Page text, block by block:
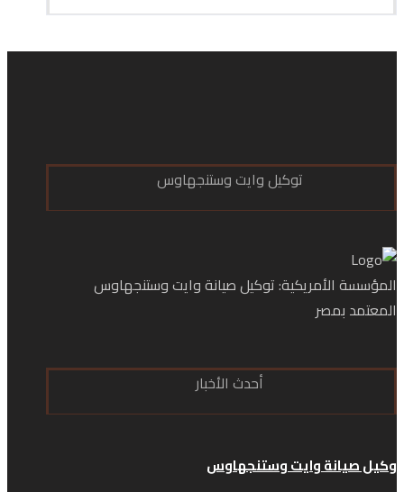
توكيل وايت وستنجهاوس
المؤسسة الأمريكية: توكيل صيانة وايت وستنجهاوس
المعتمد بمصر
أحدث الأخبار
وكيل صيانة وايت وستنجهاوس